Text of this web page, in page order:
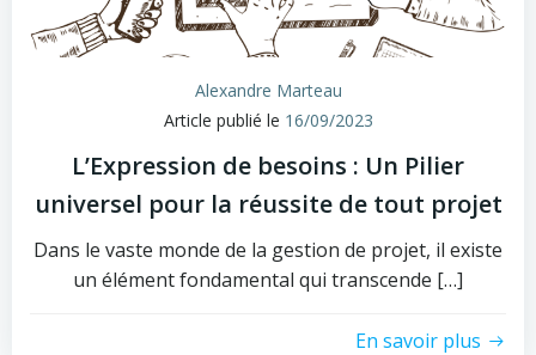
Alexandre Marteau
Article publié le 16/09/2023
L’Expression de besoins : Un Pilier
universel pour la réussite de tout projet
Dans le vaste monde de la gestion de projet, il existe
un élément fondamental qui transcende […]
En savoir plus